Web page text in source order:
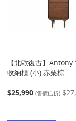
【北歐復古】Antony
收納櫃 (小) 赤栗棕
$25,990 (售價已折)